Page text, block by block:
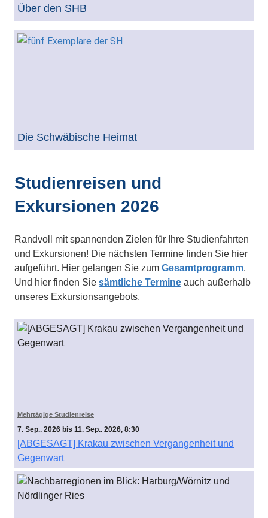
Über den SHB
Die Schwäbische Heimat
Studienreisen und
Exkursionen 2026
Randvoll mit spannenden Zielen für Ihre Studienfahrten
und Exkursionen! Die nächsten Termine finden Sie hier
aufgeführt. Hier gelangen Sie zum Gesamtprogramm.
Und hier finden Sie sämtliche Termine auch außerhalb
unseres Exkursionsangebots.
Mehrtägige Studienreise
7. Sep.. 2026 bis 11. Sep.. 2026, 8:30
[ABGESAGT] Krakau zwischen Vergangenheit und
Gegenwart